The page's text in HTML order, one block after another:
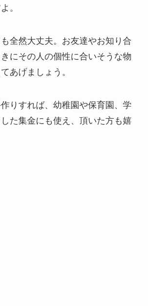
。
全然大丈夫。お友達やお知り合
にその人の個性に合いそうな物
あげましょう。
りすれば、幼稚園や保育園、学
た集金にも使え、頂いた方も嬉